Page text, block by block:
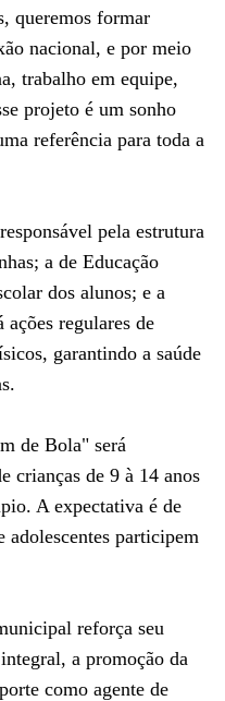
queremos formar
nacional, e por meio
trabalho em equipe,
projeto é um sonho
referência para toda a
pela estrutura
a de Educação
dos alunos; e a
ações regulares de
garantindo a saúde
de Bola" será
crianças de 9 à 14 anos
A expectativa é de
adolescentes participem
reforça seu
a promoção da
como agente de